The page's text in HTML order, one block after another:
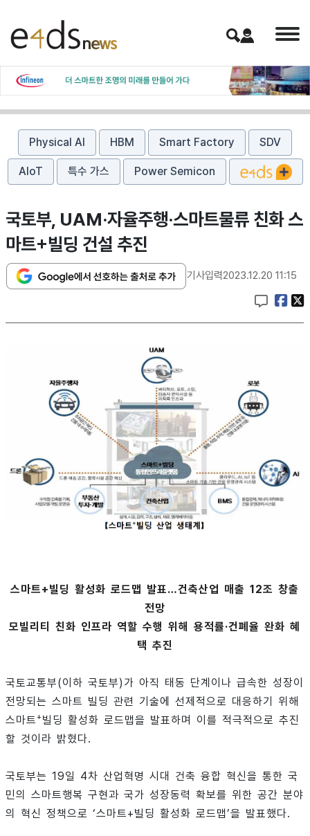
Physical AI HBM Smart Factory SDV
AIoT 특수 가스 Power Semicon
국토부, UAM·자율주행·스마트물류 친화 스
마트+빌딩 건설 추진
기사입력2023.12.20 11:15
스마트+빌딩 활성화 로드맵 발표…건축산업 매출 12조 창출
전망
모빌리티 친화 인프라 역할 수행 위해 용적률·건폐율 완화 혜
택 추진
국토교통부(이하 국토부)가 아직 태동 단계이나 급속한 성장이
전망되는 스마트 빌딩 관련 기술에 선제적으로 대응하기 위해
스마트 + 빌딩 활성화 로드맵을 발표하며 이를 적극적으로 추진
할 것이라 밝혔다.
국토부는 19일 4차 산업혁명 시대 건축 융합 혁신을 통한 국
민의 스마트행복 구현과 국가 성장동력 확보를 위한 공간 분야
의 혁신 정책으로 ‘스마트+빌딩 활성화 로드맵’을 발표했다.